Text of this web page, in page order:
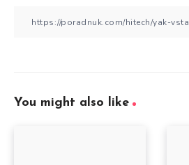
You might also like